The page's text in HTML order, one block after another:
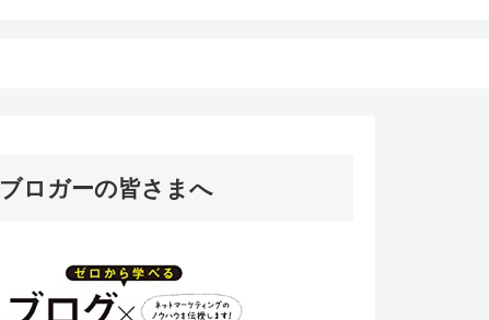
ブロガーの皆さまへ